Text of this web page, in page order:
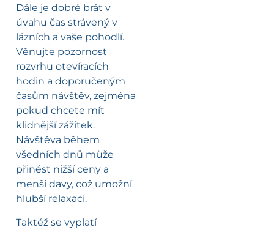
Dále je dobré brát v
úvahu čas strávený v
lázních a vaše pohodlí.
Věnujte pozornost
rozvrhu otevíracích
hodin a doporučeným
časům návštěv, zejména
pokud chcete mít
klidnější zážitek.
Návštěva během
všedních dnů může
přinést nižší ceny a
menší davy, což umožní
hlubší relaxaci.
Taktéž se vyplatí